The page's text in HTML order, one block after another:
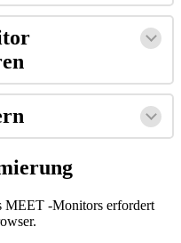
MEET -Monitors erfordert
.